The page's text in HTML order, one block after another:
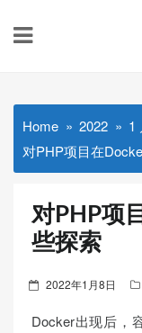
Home 2022 1
对PHP项目在
对PHP项
些探索
Posted
2022年1月8日
Docker出现后，